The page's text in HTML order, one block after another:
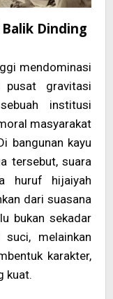
Dinding
mendominasi
gravitasi
institusi
masyarakat
bangunan kayu
tersebut, suara
huruf hijaiyah
dari suasana
bukan sekadar
melainkan
karakter,
kuat.